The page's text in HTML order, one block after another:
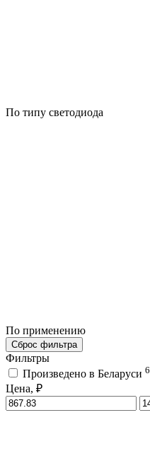
По типу светодиода
По применению
Сброс фильтра
Фильтры
Произведено в Беларуси 6
Цена, ₽